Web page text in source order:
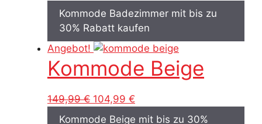
Preis
war:
129,99 €
Preis
ist:
90,99 €.
Kommode Badezimmer mit bis zu
30% Rabatt kaufen
Angebot!
Kommode Beige
149,99€ Ursprünglicher
Preis
104,99 €
Preis
Kommode Beige mit bis zu 30%